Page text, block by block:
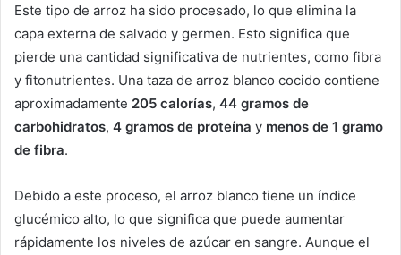
Este tipo de arroz ha sido procesado, lo que elimina la
capa externa de salvado y germen. Esto significa que
pierde una cantidad significativa de nutrientes, como fibra
y fitonutrientes. Una taza de arroz blanco cocido contiene
aproximadamente 205 calorías, 44 gramos de
carbohidratos, 4 gramos de proteína y menos de 1 gramo
de fibra.
Debido a este proceso, el arroz blanco tiene un índice
glucémico alto, lo que significa que puede aumentar
rápidamente los niveles de azúcar en sangre. Aunque el